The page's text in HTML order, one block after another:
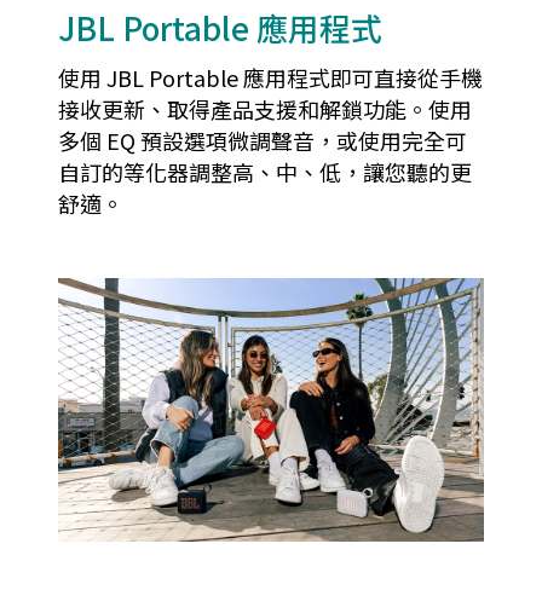
JBL Portable 應用程式
使用 JBL Portable 應用程式即可直接從手機
接收更新、取得產品支援和解鎖功能。使用
多個 EQ 預設選項微調聲音，或使用完全可
自訂的等化器調整高、中、低，讓您聽的更
舒適。